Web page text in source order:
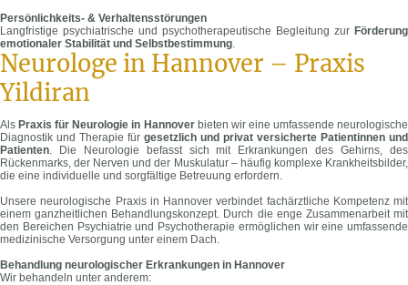
Persönlichkeits- & Verhaltensstörungen
Langfristige psychiatrische und psychotherapeutische Begleitung zur Förderung
emotionaler Stabilität und Selbstbestimmung.
Neurologe in Hannover – Praxis
Yildiran
Als Praxis für Neurologie in Hannoverbieten wir eine umfassende neurologische
Diagnostik und Therapie für gesetzlich und privat versicherte Patientinnen und
Patienten. Die Neurologie befasst sich mit Erkrankungen des Gehirns, des
Rückenmarks, der Nerven und der Muskulatur – häufig komplexe Krankheitsbilder,
die eine individuelle und sorgfältige Betreuung erfordern.
Unsere neurologische Praxis in Hannover verbindet fachärztliche Kompetenz mit
einem ganzheitlichen Behandlungskonzept. Durch die enge Zusammenarbeit mit
den Bereichen Psychiatrie und Psychotherapie ermöglichen wir eine umfassende
medizinische Versorgung unter einem Dach.
Behandlung neurologischer Erkrankungen in Hannover
Wir behandeln unter anderem: